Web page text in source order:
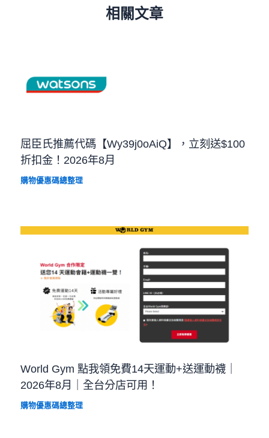
相關文章
屈臣氏推薦代碼【Wy39j0oAiQ】，立刻送$100
折扣金！2026年8月
購物優惠碼總整理
World Gym 點我領免費14天運動+送運動襪｜
2026年8月｜全台分店可用！
購物優惠碼總整理